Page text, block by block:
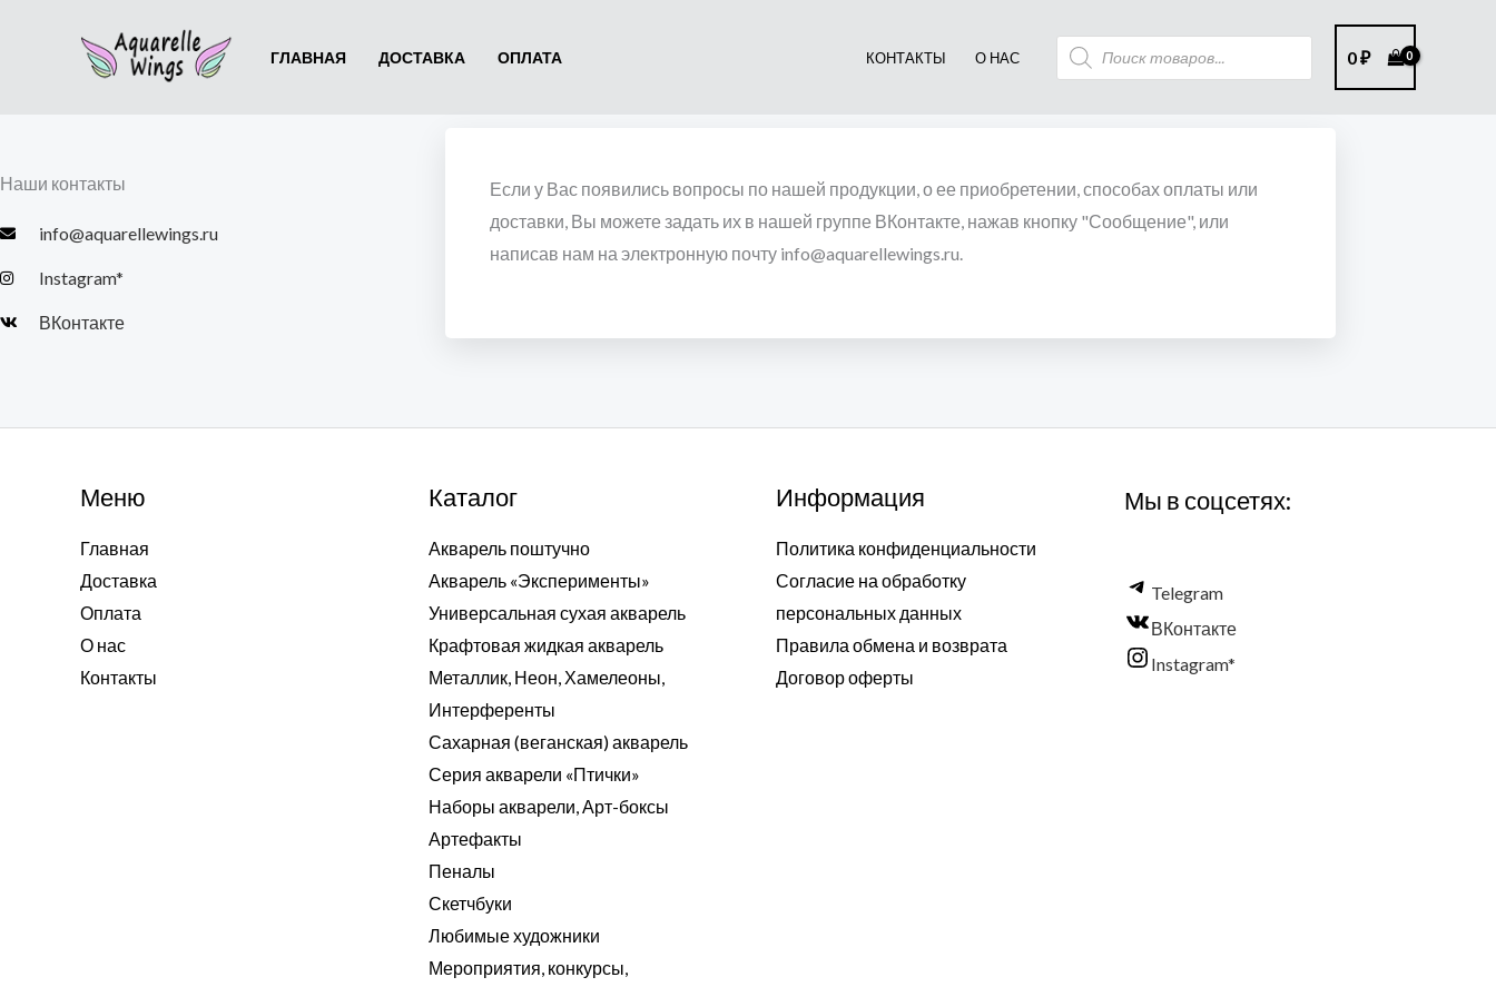
содержимому
ГЛАВНАЯ ДОСТАВКА ОПЛАТА КОНТАКТЫ О НАС
Поиск
товаров
0₽
Наши контакты
info@aquarellewings.ru
Instagram*
ВКонтакте
Если у Вас появились вопросы по нашей продукции, о ее приобретении, способах оплаты или
доставки, Вы можете задать их в нашей группе ВКонтакте, нажав кнопку "Сообщение", или
написав нам на электронную почту info@aquarellewings.ru.
Меню
Главная
Доставка
Оплата
О нас
Контакты
Каталог
Акварель поштучно
Акварель «Эксперименты»
Универсальная сухая акварель
Крафтовая жидкая акварель
Металлик, Неон, Хамелеоны,
Интерференты
Сахарная (веганская) акварель
Серия акварели «Птички»
Наборы акварели, Арт-боксы
Артефакты
Пеналы
Скетчбуки
Любимые художники
Мероприятия, конкурсы,
Информация
Политика конфиденциальности
Согласие на обработку
персональных данных
Правила обмена и возврата
Договор оферты
Мы в соцсетях:
Telegram
ВКонтакте
Instagram*